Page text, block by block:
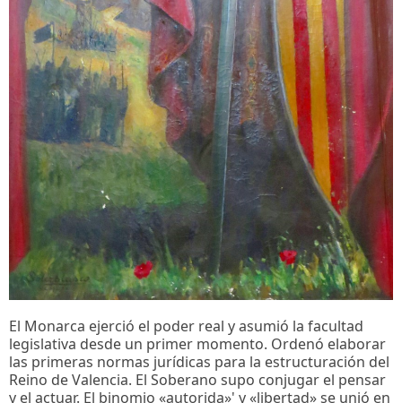
El Monarca ejerció el poder real y asumió la facultad
legislativa desde un primer momento. Ordenó elaborar
las primeras normas jurídicas para la estructuración del
Reino de Valencia. El Soberano supo conjugar el pensar
y el actuar. El binomio «autorida»' y «libertad» se unió en